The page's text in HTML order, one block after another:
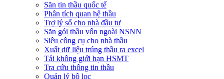
Săn tin thầu quốc tế
Phân tích quan hệ thầu
Trợ lý số cho nhà đầu tư
Săn gói thầu vốn ngoài NSNN
Siêu công cụ cho nhà thầu
Xuất dữ liệu trúng thầu ra excel
Tải không giới hạn HSMT
Tra cứu thông tin thầu
Quản lý bộ lọc